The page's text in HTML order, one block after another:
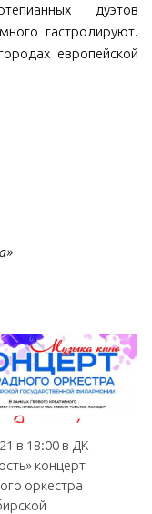
дуэтов
гастролируют.
европейской
в 18:00 в ДК
концерт
оркестра